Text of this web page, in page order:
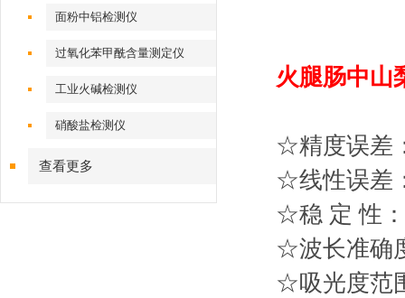
面粉中铝检测仪
过氧化苯甲酰含量测定仪
工业火碱检测仪
硝酸盐检测仪
查看更多
火腿肠中山
☆精度误差
☆线性误差
☆稳 定 性
☆波长准确
☆吸光度范